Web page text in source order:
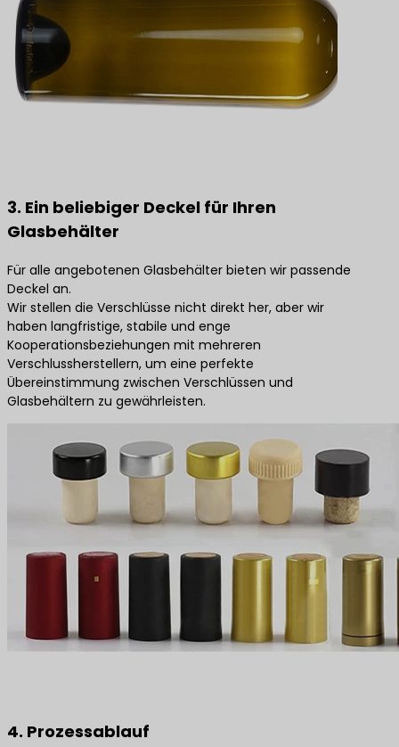
3. Ein beliebiger Deckel für Ihren
Glasbehälter
Für alle angebotenen Glasbehälter bieten wir passende
Deckel an.
Wir stellen die Verschlüsse nicht direkt her, aber wir
haben langfristige, stabile und enge
Kooperationsbeziehungen mit mehreren
Verschlussherstellern, um eine perfekte
Übereinstimmung zwischen Verschlüssen und
Glasbehältern zu gewährleisten.
4. Prozessablauf